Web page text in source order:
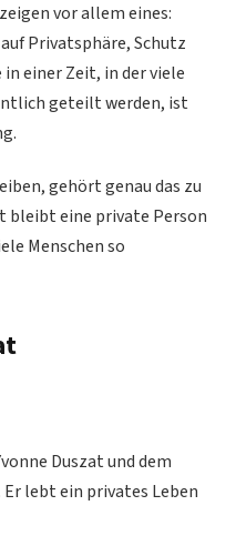
vor allem eines:
Privatsphäre, Schutz
in einer Zeit, in der viele
geteilt werden, ist
gehört genau das zu
bleibt eine private Person
Menschen so
Duszat und dem
lebt ein privates Leben